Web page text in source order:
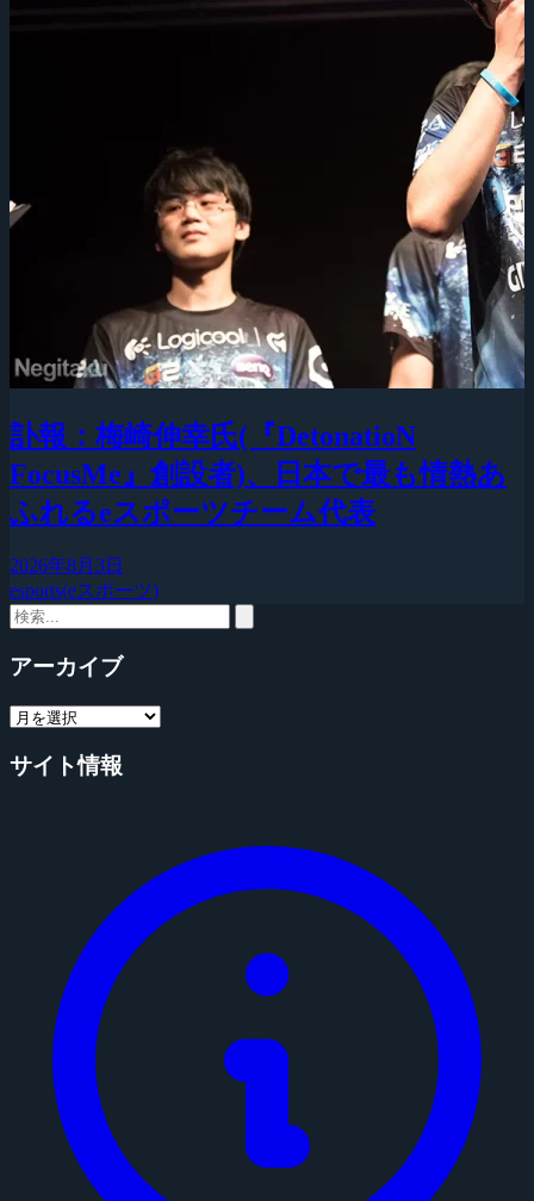
訃報：梅崎伸幸氏(『DetonatioN
FocusMe』創設者)、日本で最も情熱あ
ふれるeスポーツチーム代表
2026年8月3日
esports(eスポーツ)
アーカイブ
サイト情報